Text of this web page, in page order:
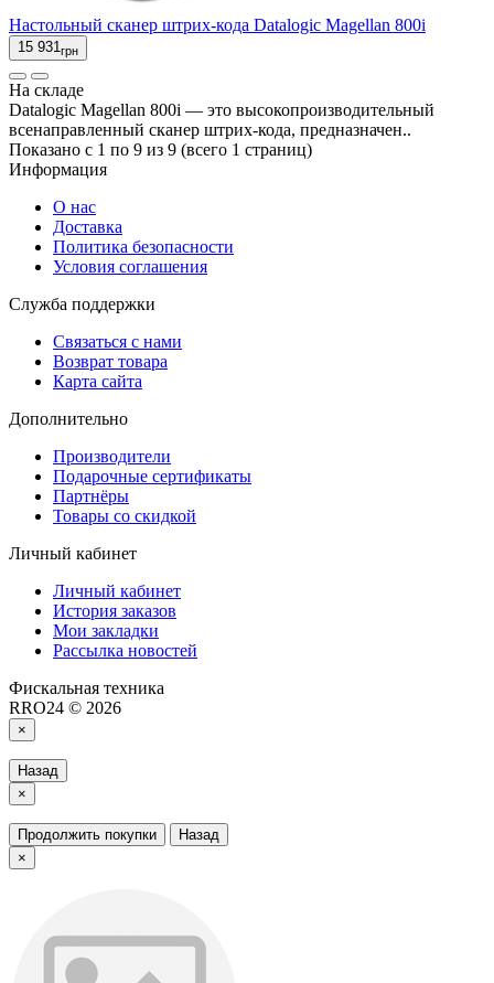
Настольный сканер штрих-кода Datalogic Magellan 800i
15 931 грн
На складе
Datalogic Magellan 800i — это высокопроизводительный
всенаправленный сканер штрих-кода, предназначен..
Показано с 1 по 9 из 9 (всего 1 страниц)
Информация
О нас
Доставка
Политика безопасности
Условия соглашения
Служба поддержки
Связаться с нами
Возврат товара
Карта сайта
Дополнительно
Производители
Подарочные сертификаты
Партнёры
Товары со скидкой
Личный кабинет
Личный кабинет
История заказов
Мои закладки
Рассылка новостей
Фискальная техника
RRO24 © 2026
×
Назад
×
Продолжить покупки
Назад
×